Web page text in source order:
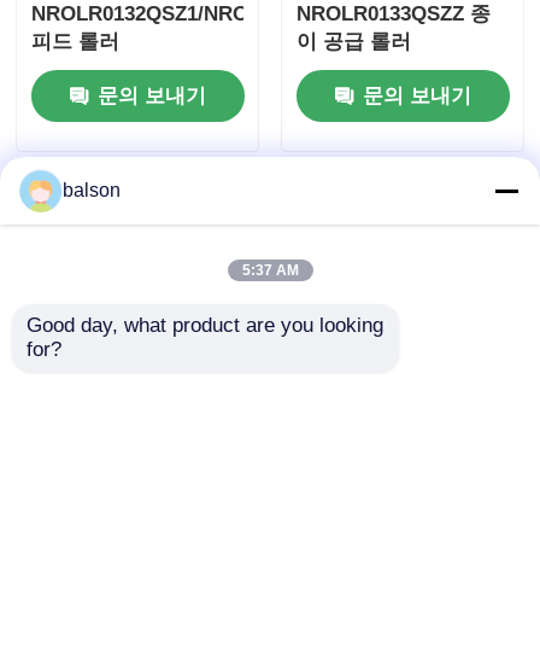
미놀타 토너 칩
리코 토너 칩
날카로운 칩
드럼 & 퓨저 유닛
NROLR0132QSZ1/NROLR0055QSZZ
피드 롤러
문의 보내기
NROLR0133QSZZ 종
이 공급 롤러
ARM257/ARM317/MX-
M260
문의 보내기
balson
5:37 AM
Good day, what product are you looking
for?